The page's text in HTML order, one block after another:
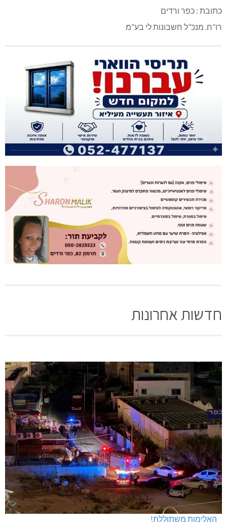
כתובת : כפר ורדים
רו”ח. מנכ”ל חשבונות לי בע”מ
חדשות אחרונות
האלימות משתוללת!